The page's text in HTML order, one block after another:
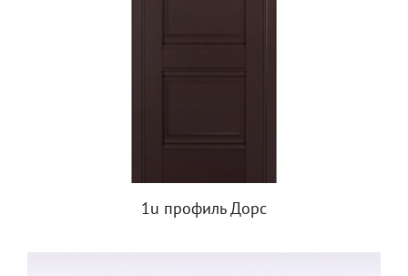
1u профиль Дорс